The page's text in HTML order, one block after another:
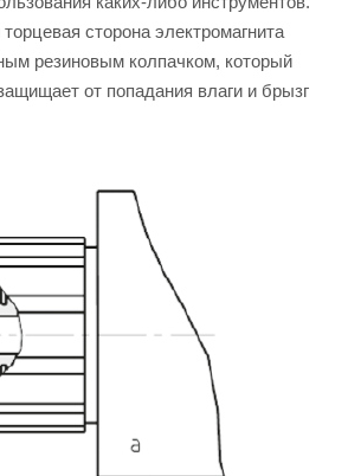
сторона электромагнита
резиновым колпачком, который
от попадания влаги и брызг